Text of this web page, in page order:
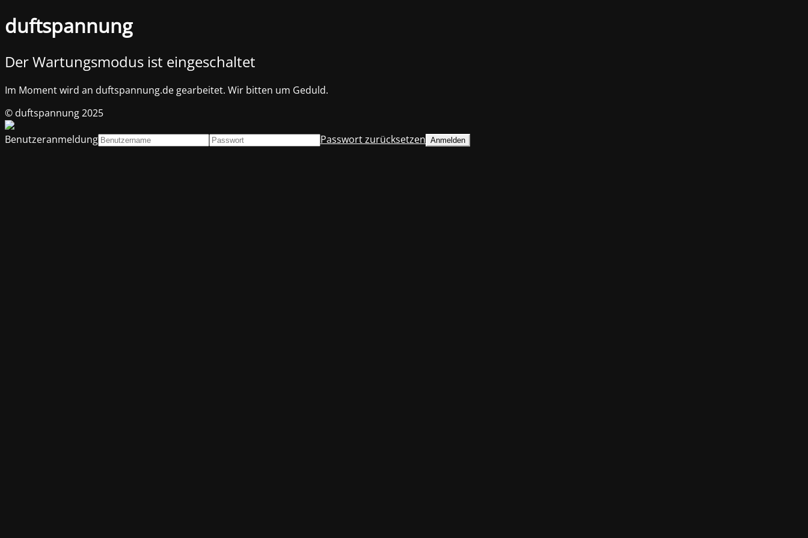
duftspannung
Der Wartungsmodus ist eingeschaltet
Im Moment wird an duftspannung.de gearbeitet. Wir bitten um Geduld.
© duftspannung 2025
Benutzeranmeldung
Passwort zurücksetzen